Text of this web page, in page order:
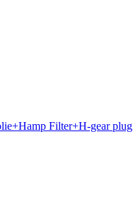
Filter+H-gear plug